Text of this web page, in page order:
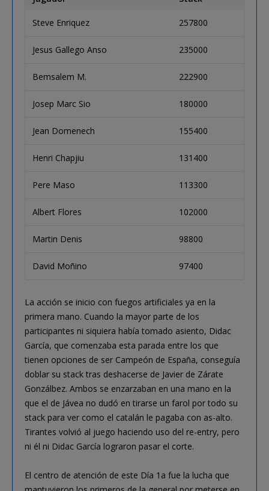
Steve Enriquez 257800
Jesus Gallego Anso 235000
Bemsalem M. 222900
Josep Marc Sio 180000
Jean Domenech 155400
Henri Chapjiu 131400
Pere Maso 113300
Albert Flores 102000
Martin Denis 98800
David Moñino 97400
La acción se inicio con fuegos artificiales ya en la
primera mano. Cuando la mayor parte de los
participantes ni siquiera había tomado asiento, Didac
García, que comenzaba esta parada entre los que
tienen opciones de ser Campeón de España, conseguía
doblar su stack tras deshacerse de Javier de Zárate
Gonzálbez. Ambos se enzarzaban en una mano en la
que el de Jávea no dudó en tirarse un farol por todo su
stack para ver como el catalán le pagaba con as-alto.
Tirantes volvió al juego haciendo uso del re-entry, pero
ni él ni Didac García lograron pasar el corte.
El centro de atención de este Día 1a fue la lucha que